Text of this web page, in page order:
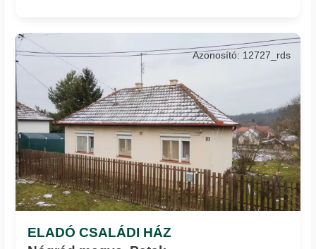
ELADÓ CSALÁDI HÁZ
Azonosító: 12727_rds